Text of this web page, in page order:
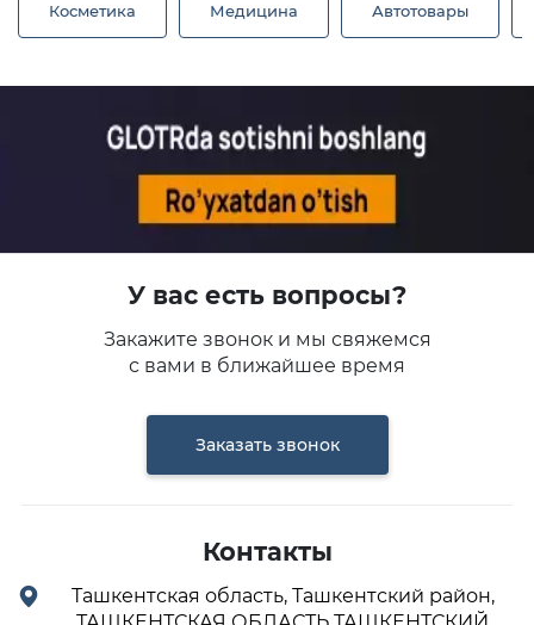
Косметика Медицина Автотовары
У вас есть вопросы?
Закажите звонок и мы свяжемся
с вами в ближайшее время
Заказать звонок
Контакты
Ташкентская область, Ташкентский район,